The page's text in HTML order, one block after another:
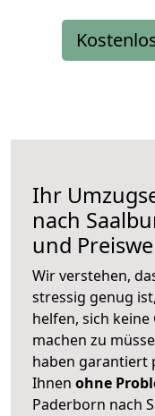
Ihr
nach
und
Wir verstehen,
stressig genug
helfen, sich
machen zu
haben garantiert
Ihnen ohne
Paderborn nach